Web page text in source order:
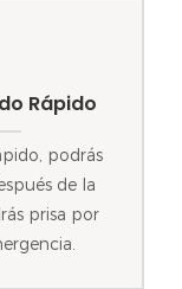
Rápido
podrás
de la
prisa por